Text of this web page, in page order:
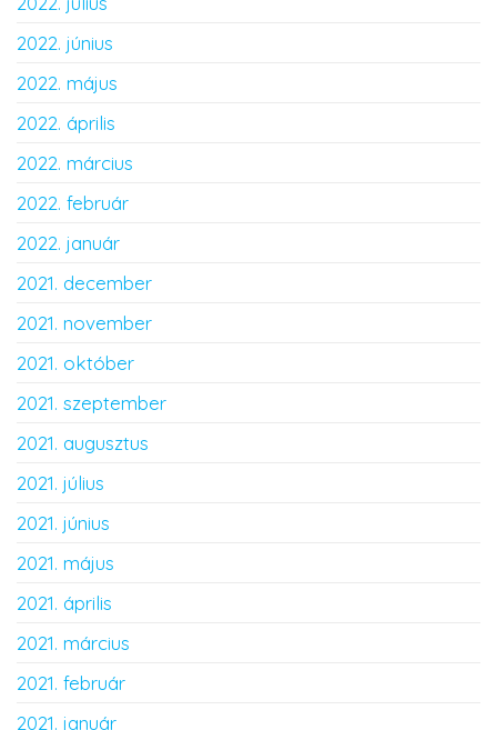
2022. június
2022. május
2022. április
2022. március
2022. február
2022. január
2021. december
2021. november
2021. október
2021. szeptember
2021. augusztus
2021. július
2021. június
2021. május
2021. április
2021. március
2021. február
2021. január